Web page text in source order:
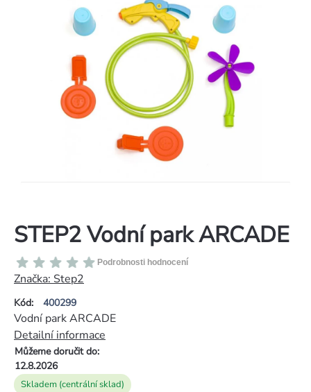
STEP2 Vodní park ARCADE
Kód: 400299
Průměrné
hodnocení
produktu
je
0,0
z
5
hvězdiček.
Podrobnosti hodnocení
Značka: Step2
Skladem (centrální sklad)
Můžeme doručit do:
12.8.2026
Vodní park ARCADE
Detailní informace